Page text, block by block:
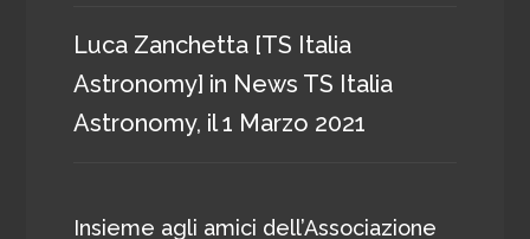
Luca Zanchetta [TS Italia
Astronomy] in News TS Italia
Astronomy, il1 Marzo 2021
Insieme agli amici dell’Associazione